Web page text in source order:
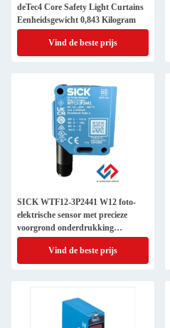
deTec4 Core Safety Light Curtains
Eenheidsgewicht 0,843 Kilogram
Vind de beste prijs
SICK WTF12-3P2441 W12 foto-
elektrische sensor met precieze
voorgrond onderdrukking
15,6x48,5x42mm
Vind de beste prijs